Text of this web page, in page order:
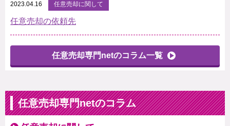
2023.04.16 任意売却に関して
任意売却の依頼先
任意売却専門netのコラム一覧
任意売却専門netのコラム